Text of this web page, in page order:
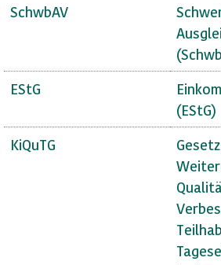
SchwbAV
EStG
(EStG)
KiQuTG